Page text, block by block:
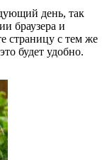
день, так
браузера и
страницу с тем же
будет удобно.